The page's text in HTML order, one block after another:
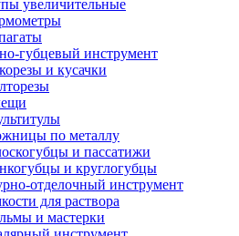
увеличительные
губцевый инструмент
и кусачки
по металлу
и пассатижи
и круглогубцы
отделочный инструмент
для раствора
и мастерки